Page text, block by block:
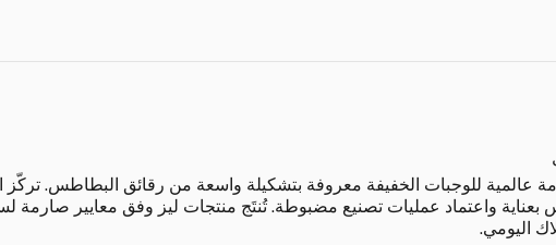
عالمية للوجبات الخفيفة معروفة بتشكيلة واسعة من رقائق البطاطس. تركّز
واعتماد عمليات تصنيع مضبوطة. تُنتَج منتجات ليز وفق معايير صارمة
اليومي.